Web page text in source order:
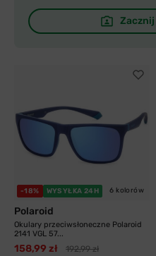
-18% WYSYŁKA 24H 6 kolorów
Polaroid
Okulary przeciwsłoneczne Polaroid
2141 VGL 57...
158,99 zł 192,99 zł